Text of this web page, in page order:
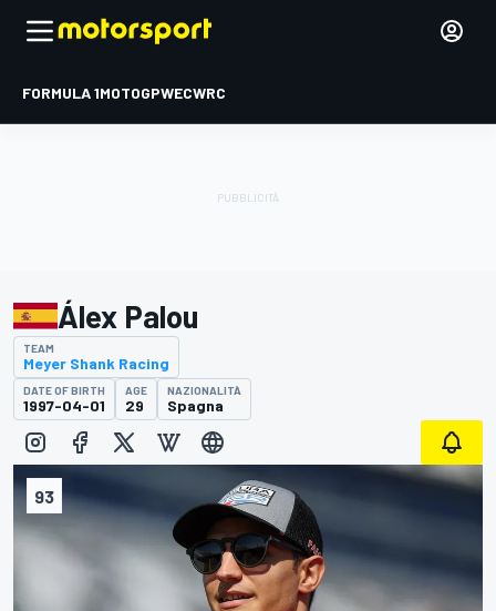
FORMULA 1MOTOGPWECWRC
93
Álex Palou
TEAM
Meyer Shank Racing
DATE OF BIRTH
1997-04-01
AGE
29
NAZIONALITÀ
Spagna